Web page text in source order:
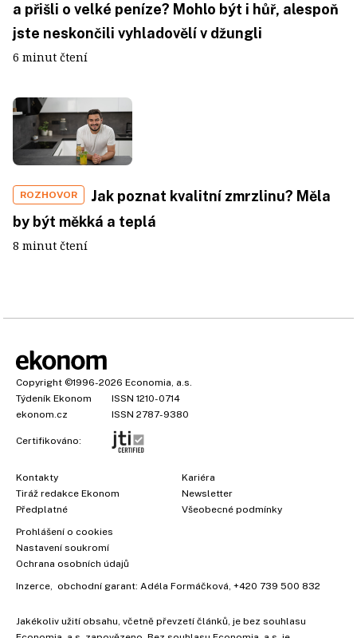
a přišli o velké peníze? Mohlo být i hůř, alespoň
jste neskončili vyhladovělí v džungli
6 minut čtení
ROZHOVOR
Jak poznat kvalitní zmrzlinu? Měla
by být měkká a teplá
8 minut čtení
Copyright ©1996-2026 Economia, a.s.
Týdeník Ekonom
ISSN 1210-0714
ekonom.cz
ISSN 2787-9380
Certifikováno:
Kontakty
Tiráž redakce Ekonom
Předplatné
Kariéra
Newsletter
Všeobecné podmínky
Prohlášení o cookies
Nastavení soukromí
Ochrana osobních údajů
Inzerce , obchodní garant: Adéla Formáčková +420 739 500 832
Jakékoliv užití obsahu, včetně převzetí článků, je bez souhlasu